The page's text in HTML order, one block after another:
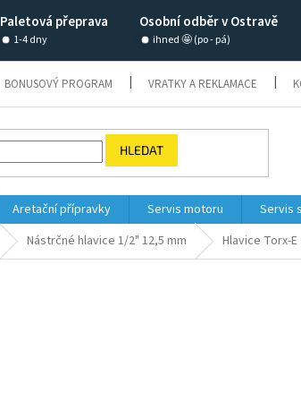
Paletová přeprava Osobní odběr v Ostravě
1-4 dny ihned 🤩 (po - pá)
BONUSOVÝ PROGRAM VRATKY A REKLAMACE
HLEDAT
Aretační přípravky Servis motoru Servis
Nástrčné hlavice 1/2" 12,5 mm Hlavice Torx-E